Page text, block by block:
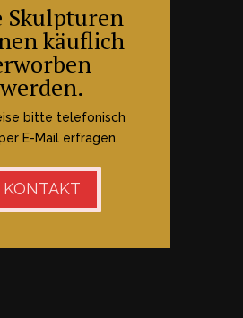
Skulpturen
käuflich
werden.
bitte telefonisch
E-Mail erfragen.
KONTAKT